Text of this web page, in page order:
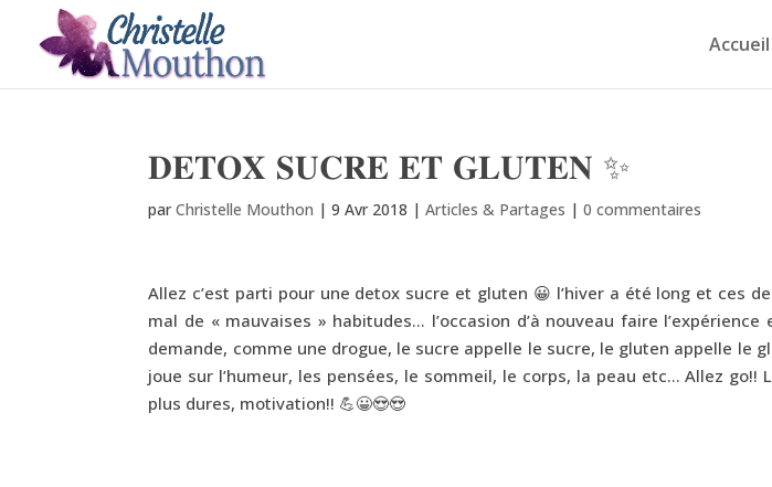
Accueil
𝐃𝐄𝐓𝐎𝐗 𝐒𝐔𝐂𝐑𝐄 𝐄𝐓 𝐆𝐋𝐔𝐓𝐄𝐍 ✨
parChristelle Mouthon |9 Avr 2018 |Articles & Partages |0 commentaires
Allez c’est parti pour une detox sucre et gluten 😀 l’hiver a été long et ces
mal de « mauvaises » habitudes… l’occasion d’à nouveau faire
demande, comme une drogue, le sucre appelle le sucre, le gluten appelle le
joue sur l’humeur, les pensées, le sommeil, le corps, la peau etc… Allez go!!
plus dures, motivation!! 💪😀😍😍